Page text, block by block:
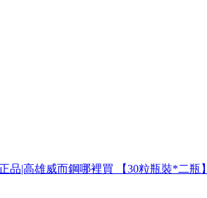
品|高雄威而鋼哪裡買 【30粒瓶裝*二瓶】